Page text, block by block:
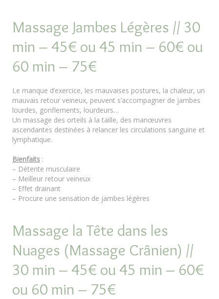
Massage Jambes Légères // 30
min – 45€ ou 45 min – 60€ ou
60 min – 75€
Le manque d’exercice, les mauvaises postures, la chaleur, un
mauvais retour veineux, peuvent s’accompagner de jambes
lourdes, gonflements, lourdeurs…
Un massage des orteils à la taille, des manœuvres
ascendantes destinées à relancer les circulations sanguine et
lymphatique.
Bienfaits :
– Détente musculaire
– Meilleur retour veineux
– Effet drainant
– Procure une sensation de jambes légères
Massage la Tête dans les
Nuages (Massage Crânien) //
30 min – 45€ ou 45 min – 60€
ou 60 min – 75€